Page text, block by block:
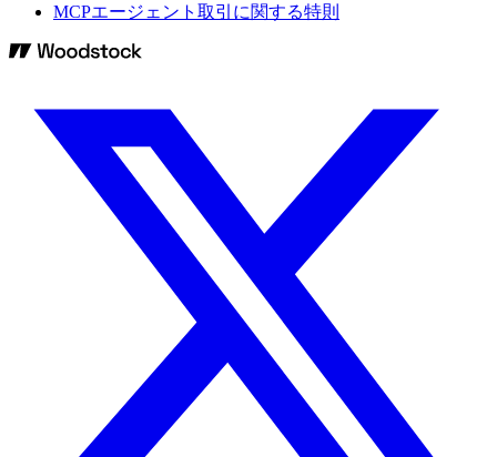
MCPエージェント取引に関する特則